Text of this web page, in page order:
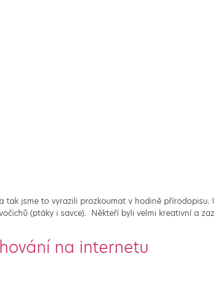
jsme to vyrazili prozkoumat v hodině přírodopisu.
(ptáky i savce). Někteří byli velmi kreativní a
na internetu